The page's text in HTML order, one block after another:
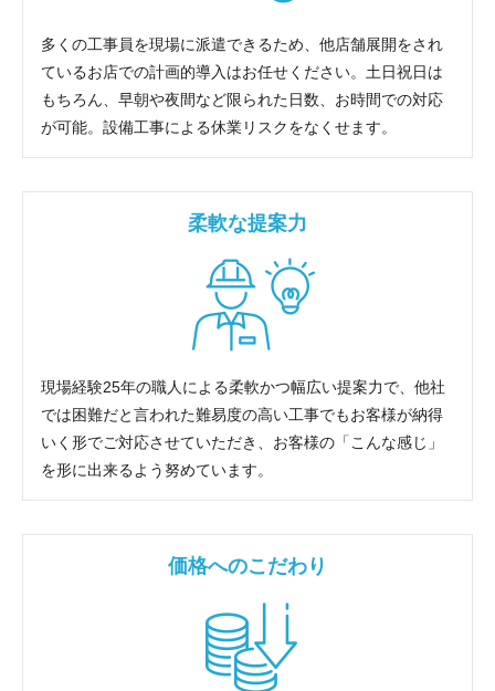
多くの工事員を現場に派遣できるため、他店舗展開をされ
ているお店での計画的導入はお任せください。土日祝日は
もちろん、早朝や夜間など限られた日数、お時間での対応
が可能。設備工事による休業リスクをなくせます。
柔軟な提案力
現場経験25年の職人による柔軟かつ幅広い提案力で、他社
では困難だと言われた難易度の高い工事でもお客様が納得
いく形でご対応させていただき、お客様の「こんな感じ」
を形に出来るよう努めています。
価格へのこだわり